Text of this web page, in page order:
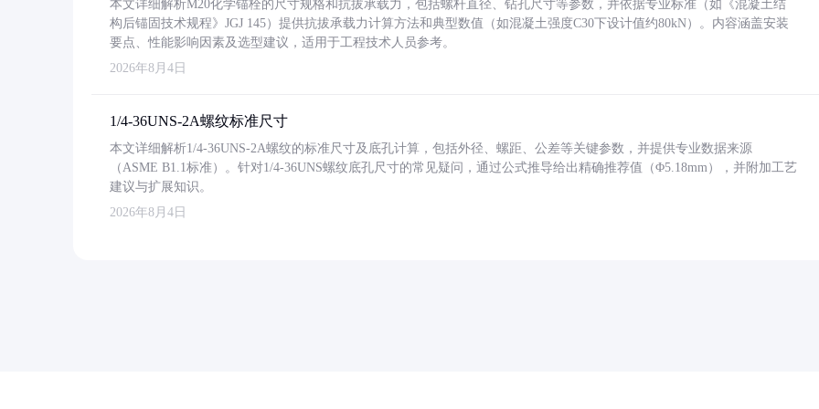
本文详细解析M20化学锚栓的尺寸规格和抗拔承载力，包括螺杆直径、钻孔尺寸等参数，并依据专业标准（如《混凝土结
构后锚固技术规程》JGJ 145）提供抗拔承载力计算方法和典型数值（如混凝土强度C30下设计值约80kN）。内容涵盖安装
要点、性能影响因素及选型建议，适用于工程技术人员参考。
2026年8月4日
1/4-36UNS-2A螺纹标准尺寸
本文详细解析1/4-36UNS-2A螺纹的标准尺寸及底孔计算，包括外径、螺距、公差等关键参数，并提供专业数据来源
（ASME B1.1标准）。针对1/4-36UNS螺纹底孔尺寸的常见疑问，通过公式推导给出精确推荐值（Φ5.18mm），并附加工艺
建议与扩展知识。
2026年8月4日